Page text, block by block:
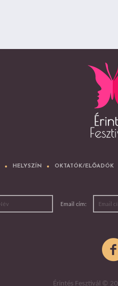
HELYSZÍN OKTATÓK/ELŐADÓK
Email cím:
Érintés Fesztivál ©